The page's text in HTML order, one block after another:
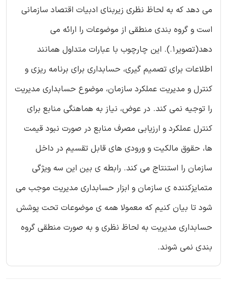
می دهد که به لحاظ نظری زیربنای ادبیات اقتصاد سازمانی
است و گروه بندی منطقی از موضوعات را ارائه می
دهد(تصویر1.). این چارچوب با عبارات متداول همانند
اطلاعات برای تصمیم گیری، حسابداری برای برنامه ریزی و
کنترل و مدیریت عملکرد سازمان، موضوع حسابداری مدیریت
را توجیه نمی کند. در عوض، نیاز به هماهنگی منابع برای
کنترل عملکرد و ارزیابی مصرف منابع در صورت نبود قیمت
ها، حقوق مالکیت و ورودی های قابل تقسیم در داخل
سازمان را استنتاج می کند. رابطه ی بین این سه ویژگی
متمایزکننده ی سازمان و ابزار حسابداری مدیریت موجب می
شود تا بیان کنیم که معمولا همه ی موضوعات تحت پوشش
حسابداری مدیریت به لحاظ نظری و به صورت منطقی گروه
بندی نمی شوند.